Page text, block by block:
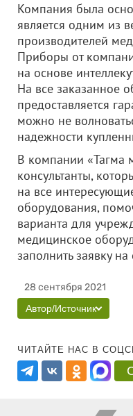
Компания была
является одним из
производителей
Приборы от
на основе
На все заказанное
предоставляется
можно не
надежности
В компании «Тагма
консультанты,
на все
оборудования,
варианта для
медицинское
заполнить
28 сентября 2021
Автор/Источник
ЧИТАЙТЕ НАС В